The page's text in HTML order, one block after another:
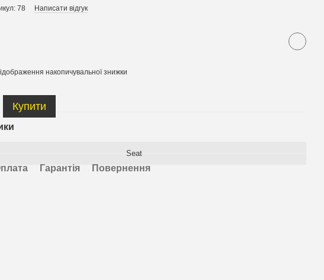
78 Написати відгук
накопичувальної знижки
Купити
Seat
Гарантія Повернення